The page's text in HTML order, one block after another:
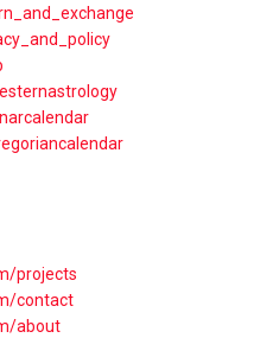
projects
contact
about